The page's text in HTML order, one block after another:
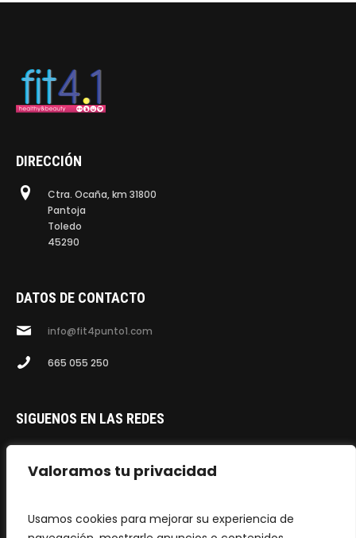
Valoramos tu privacidad
Usamos cookies para mejorar su experiencia de
DIRECCIÓN
Ctra. Ocaña, km 31800
Pantoja
Toledo
45290
DATOS DE CONTACTO
info@fit4punto1.com
665 055 250
SIGUENOS EN LAS REDES